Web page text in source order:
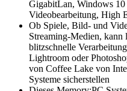
GigabitLan, Windows
Videobearbeitung, High
Ob Spiele, Bild- und
Streaming-Medien, kann
blitzschnelle
Lightroom oder
von Coffee Lake von
Systeme sicherstellen